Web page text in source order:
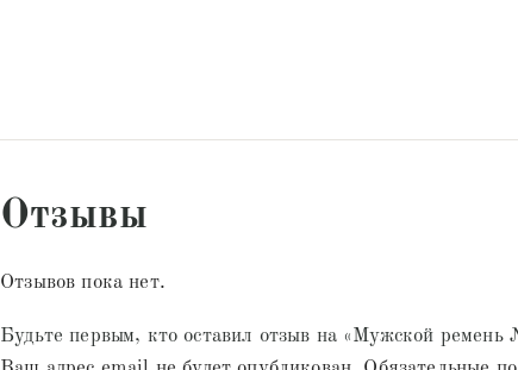
Отзывы
Отзывов пока нет.
Будьте первым, кто оставил отзыв на «Мужской